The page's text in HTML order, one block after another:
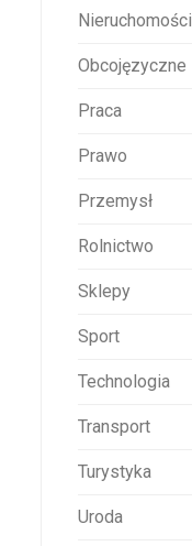
Nieruchomości
Obcojęzyczne
Praca
Prawo
Przemysł
Rolnictwo
Sklepy
Sport
Technologia
Transport
Turystyka
Uroda